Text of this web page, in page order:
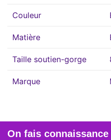
Couleur
Matière
Taille soutien-gorge
Marque
On fais connaissance